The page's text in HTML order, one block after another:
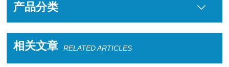
产品分类
相关文章 RELATED ARTICLES